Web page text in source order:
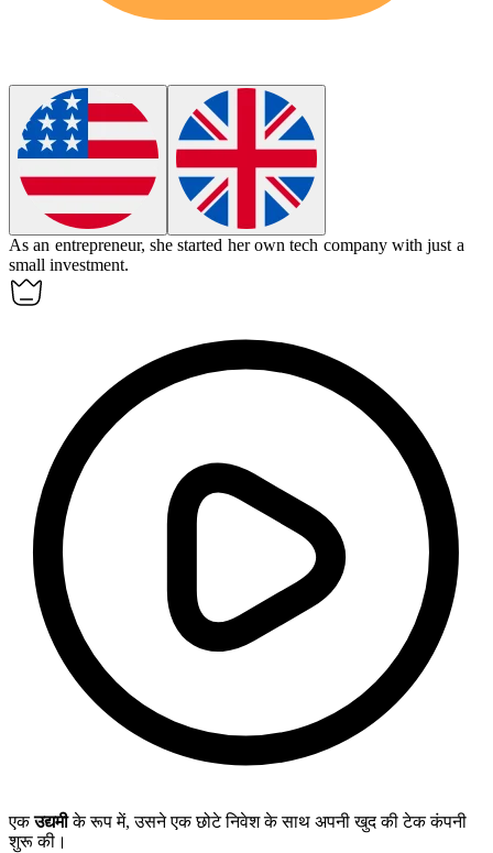
As an entrepreneur, she started her own tech company with just a
small investment.
एकउद्यमीके रूप में, उसने एक छोटे निवेश के साथ अपनी खुद की टेक कंपनी
शुरू की।